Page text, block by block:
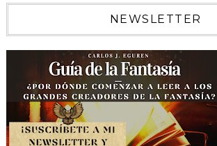
NEWSLETTER